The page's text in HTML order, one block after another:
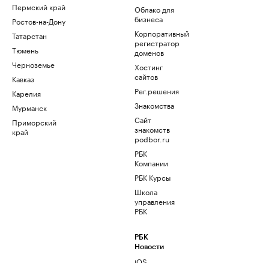
Пермский край
Ростов-на-Дону
Татарстан
Тюмень
Черноземье
Кавказ
Карелия
Мурманск
Приморский
край
Облако для
бизнеса
Корпоративный
регистратор
доменов
Хостинг
сайтов
Рег.решения
Знакомства
Сайт
знакомств
podbor.ru
РБК
Компании
РБК Курсы
Школа
управления
РБК
РБК
Новости